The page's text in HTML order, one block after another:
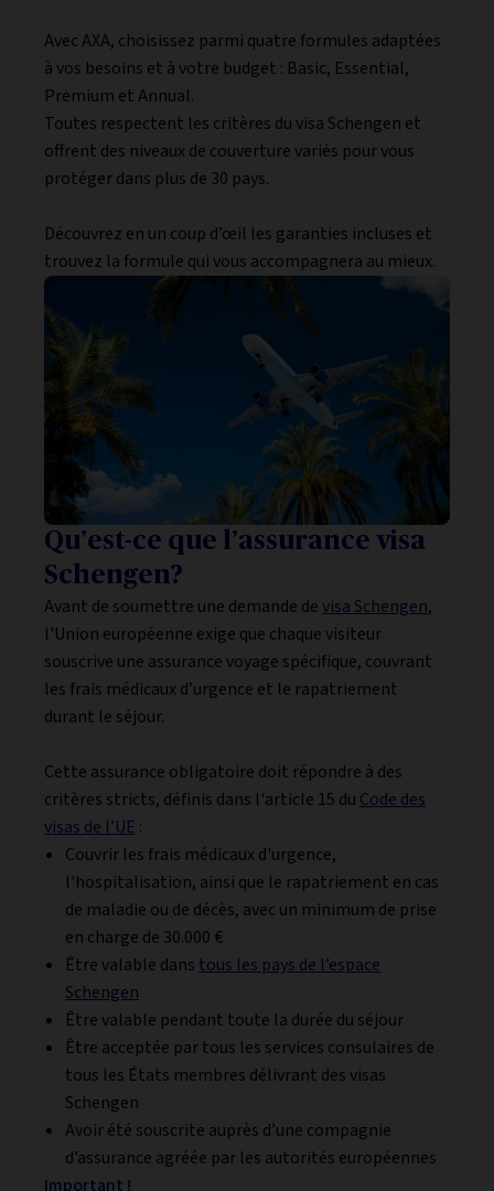
Avec AXA, choisissez parmi quatre formules adaptées
à vos besoins et à votre budget : Basic, Essential,
Premium et Annual.
Toutes respectent les critères du visa Schengen et
offrent des niveaux de couverture variés pour vous
protéger dans plus de 30 pays.
Découvrez en un coup d’œil les garanties incluses et
trouvez la formule qui vous accompagnera au mieux.
Qu’est-ce que l’assurance visa
Schengen?
Avant de soumettre une demande devisa Schengen,
l'Union européenne exige que chaque visiteur
souscrive une assurance voyage spécifique, couvrant
les frais médicaux d’urgence et le rapatriement
durant le séjour.
Cette assurance obligatoire doit répondre à des
critères stricts, définis dans l'article 15 du Code des
visas de l’UE :
Couvrir les frais médicaux d'urgence,
l'hospitalisation, ainsi que le rapatriement en cas
de maladie ou de décès, avec un minimum de prise
en charge de 30.000 €
Être valable dans tous les pays de l’espace
Schengen
Être valable pendant toute la durée du séjour
Être acceptée par tous les services consulaires de
tous les États membres délivrant des visas
Schengen
Avoir été souscrite auprès d’une compagnie
d’assurance agréée par les autorités européennes
Important !